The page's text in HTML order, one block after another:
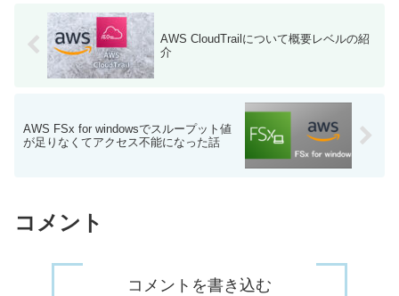
AWS CloudTrailについて概要レベルの紹
介
AWS FSx for windowsでスループット値
が足りなくてアクセス不能になった話
コメント
コメントを書き込む